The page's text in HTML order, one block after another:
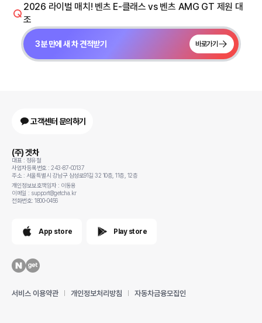
2026 라이벌 매치! 벤츠 E-클래스 vs 벤츠 AMG GT 제원 대
조
3분 만에 새 차 견적받기 바로가기
고객센터 문의하기
(주) 겟차
대표 : 정유철
사업자등록번호 : 243-87-00137
주소 : 서울특별시 강남구 삼성로91길 32 10층, 11층, 12층
개인정보보호책임자 : 이동용
이메일 : support@getcha.kr
전화번호: 1800-0456
App store Play store
서비스 이용약관 개인정보처리방침 자동차금융모집인